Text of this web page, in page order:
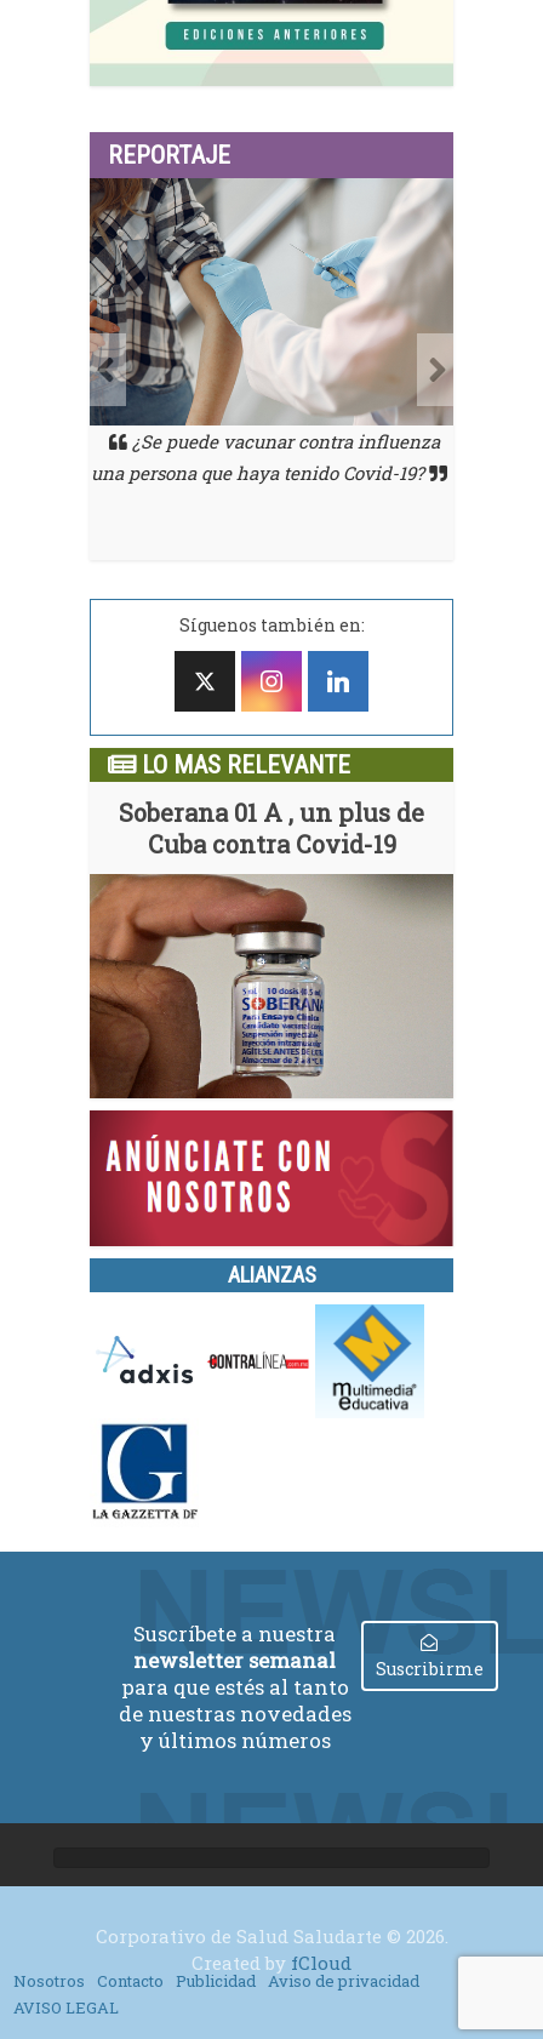
REPORTAJE
¿Se puede vacunar contra influenza
una persona que haya tenido Covid-19?
Síguenos también en:
LO MAS RELEVANTE
Soberana 01 A , un plus de
Cuba contra Covid-19
ALIANZAS
Suscríbete a nuestra
newsletter semanal
para que estés al tanto
de nuestras novedades
y últimos números
Suscribirme
Corporativo de Salud Saludarte © 2026.
Created by fCloud
Nosotros Contacto Publicidad
Aviso de privacidad
AVISO LEGAL